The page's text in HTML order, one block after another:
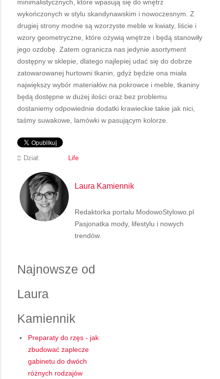
minimalistycznych, które wpasują się do wnętrz
wykończonych w stylu skandynawskim i nowoczesnym. Z
drugiej strony modne są wzorzyste meble w kwiaty, liście i
wzory geometryczne, które ożywią wnętrze i będą stanowiły
jego ozdobę. Zatem ogranicza nas jedynie asortyment
dostępny w sklepie, dlatego najlepiej udać się do dobrze
zatowarowanej hurtowni tkanin, gdyż będzie ona miała
największy wybór materiałów na pokrowce i meble, tkaniny
będą dostępne w dużej ilości oraz bez problemu
dostaniemy odpowiednie dodatki krawieckie takie jak nici,
taśmy suwakowe, lamówki w pasującym kolorze.
Dział: Life
Laura Kamiennik
Redaktorka portalu ModowoStylowo.pl
Pasjonatka mody, lifestylu i nowych
trendów.
Najnowsze od
Laura
Kamiennik
Preparaty do rzęs - jak
zbudować zaplecze
gabinetu do dwóch
różnych rodzajów